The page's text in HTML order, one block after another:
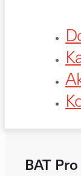
BAT